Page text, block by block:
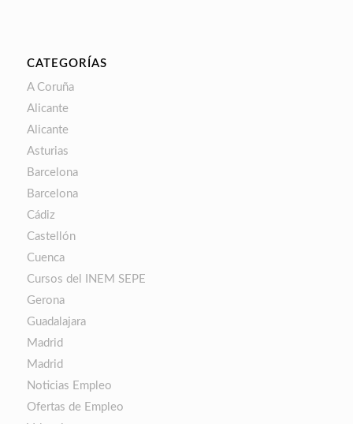
CATEGORÍAS
A Coruña
Alicante
Alicante
Asturias
Barcelona
Barcelona
Cádiz
Castellón
Cuenca
Cursos del INEM SEPE
Gerona
Guadalajara
Madrid
Madrid
Noticias Empleo
Ofertas de Empleo